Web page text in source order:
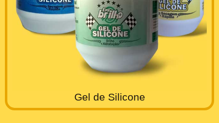
Gel de Silicone